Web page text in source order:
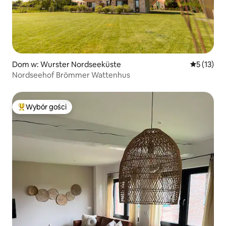
Dom w: Wurster Nordseeküste Średnia
5 (13)
Nordseehof Brömmer Wattenhus
Najpopularniejsze z kategorii Wybór gości
Wybór gości